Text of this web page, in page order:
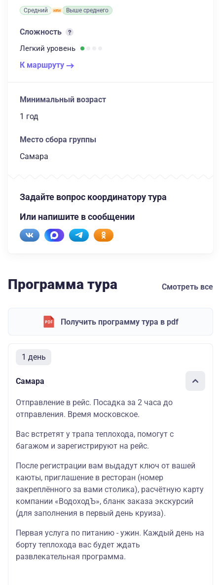
Средний Выше среднего
Сложность
Легкий уровень
К маршруту
Минимальный возраст
1 год
Место сбора группы
Самара
Задайте вопрос координатору тура
Или напишите в сообщении
Программа тура Смотреть все
Получить программу тура в pdf
1 день
Самара
Отправление в рейс. Посадка за 2 часа до
отправления. Время московское.
Вас встретят у трапа теплохода, помогут с
багажом и зарегистрируют на рейс.
После регистрации вам выдадут ключ от вашей
каюты, приглашение в ресторан (номер
закреплённого за вами столика), расчётную карту
компании «ВодоходЪ», бланк заказа экскурсий
(для заполнения в первый день круиза).
Первая услуга по питанию - ужин. Каждый день на
борту теплохода вас будет ждать
развлекательная программа.